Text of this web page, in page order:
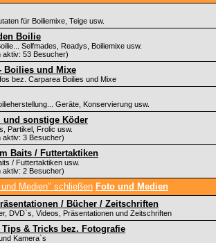
für Boiliemixe, Teige usw.
Boilie
Selfmades, Readys, Boiliemixe usw.
aktiv: 53 Besucher)
Boilies und Mixe
bez. Carparea Boilies und Mixe
Geräte, Konservierung usw.
und sonstige Köder
Partikel, Frolic usw.
aktiv: 3 Besucher)
Baits / Futtertaktiken
/ Futtertaktiken usw.
aktiv: 2 Besucher)
Foto und Medien
/ Bücher / Zeitschriften
DVD`s, Videos, Präsentationen und Zeitschriften
Tips & Tricks bez. Fotografie
Kamera`s